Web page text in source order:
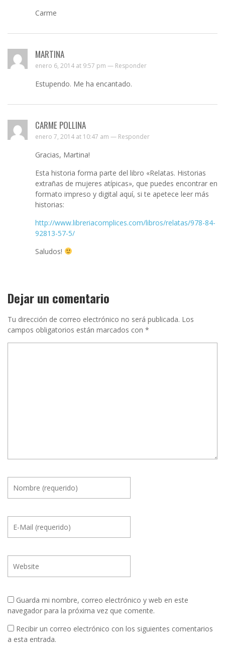
Carme
MARTINA
enero 6, 2014 at 9:57 pm — Responder
Estupendo. Me ha encantado.
CARME POLLINA
enero 7, 2014 at 10:47 am — Responder
Gracias, Martina!
Esta historia forma parte del libro «Relatas. Historias
extrañas de mujeres atípicas», que puedes encontrar en
formato impreso y digital aquí, si te apetece leer más
historias:
http://www.libreriacomplices.com/libros/relatas/978-84-
92813-57-5/
Saludos!
Dejar un comentario
Tu dirección de correo electrónico no será publicada. Los
campos obligatorios están marcados con *
Guarda mi nombre, correo electrónico y web en este
navegador para la próxima vez que comente.
Recibir un correo electrónico con los siguientes comentarios
a esta entrada.